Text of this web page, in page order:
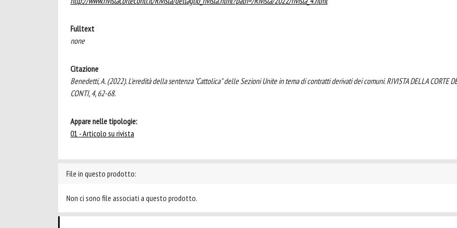
Fulltext
none
Citazione
Benedetti, A. (2022). L'eredità della sentenza "Cattolica" delle Sezioni Unite in tema di contratti derivati dei comuni. RIVISTA DELLA CORTE
CONTI, 4, 62-68.
Appare nelle tipologie:
01 - Articolo su rivista
File in questo prodotto:
Non ci sono file associati a questo prodotto.